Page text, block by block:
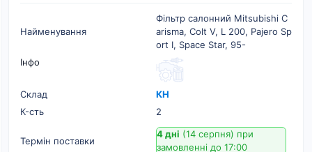
Найменування
Фільтр салонний Mitsubishi C
arisma, Colt V, L 200, Pajero Sp
ort I, Space Star, 95-
Інфо
Склад
КН
К-cть
2
Термін поставки
4 дні (14 серпня) при
замовленні до 17:00